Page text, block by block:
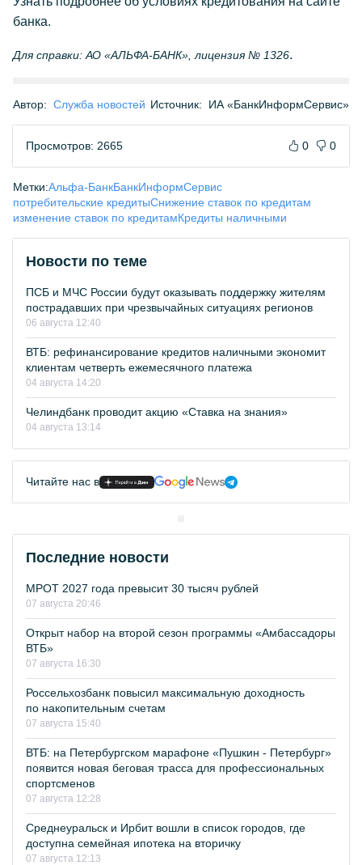
банка.
Для справки: АО «АЛЬФА-БАНК», лицензия № 1326.
Автор: Служба новостей Источник: ИА «БанкИнформСервис»
Просмотров: 2665 0 0
Метки:Альфа-БанкБанкИнформСервис
потребительские кредитыСнижение ставок по кредитам
изменение ставок по кредитамКредиты наличными
Новости по теме
ПСБ и МЧС России будут оказывать поддержку жителям
пострадавших при чрезвычайных ситуациях регионов
06 августа 12:40
ВТБ: рефинансирование кредитов наличными экономит
клиентам четверть ежемесячного платежа
04 августа 14:20
Челиндбанк проводит акцию «Ставка на знания»
04 августа 13:14
Читайте нас в
Последние новости
МРОТ 2027 года превысит 30 тысяч рублей
07 августа 20:46
Открыт набор на второй сезон программы «Амбассадоры
ВТБ»
07 августа 16:30
Россельхозбанк повысил максимальную доходность
по накопительным счетам
07 августа 15:40
ВТБ: на Петербургском марафоне «Пушкин - Петербург»
появится новая беговая трасса для профессиональных
спортсменов
07 августа 12:28
Среднеуральск и Ирбит вошли в список городов, где
доступна семейная ипотека на вторичку
07 августа 12:13